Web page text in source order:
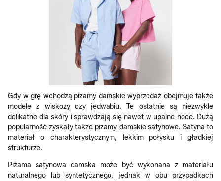
Gdy w grę wchodzą piżamy damskie wyprzedaż obejmuje także
modele z wiskozy czy jedwabiu. Te ostatnie są niezwykle
delikatne dla skóry i sprawdzają się nawet w upalne noce. Dużą
popularność zyskały także piżamy damskie satynowe. Satyna to
materiał o charakterystycznym, lekkim połysku i gładkiej
strukturze.
Piżama satynowa damska może być wykonana z materiału
naturalnego lub syntetycznego, jednak w obu przypadkach